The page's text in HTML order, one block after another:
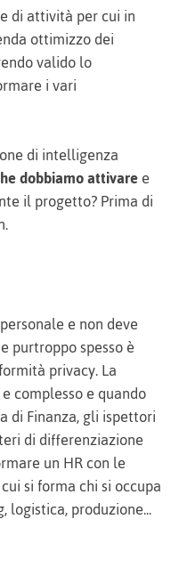
di attività per cui in
ottimizzo dei
valido lo
i vari
di intelligenza
dobbiamo attivaree
il progetto? Prima di
e non deve
purtroppo spesso è
privacy. La
complesso e quando
di Finanza, gli ispettori
di differenziazione
un HR con le
si forma chi si occupa
produzione...